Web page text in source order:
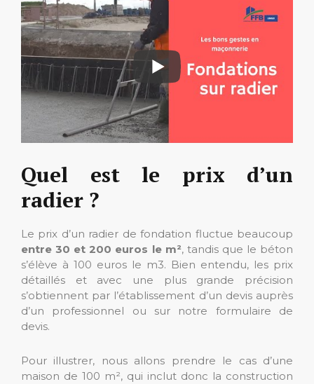
Quel est le prix d’un
radier ?
Le prix d’un radier de fondation fluctue beaucoup
entre 30 et 200 euros le m², tandis que le béton
s’élève à 100 euros le m3. Bien entendu, les prix
détaillés et avec une plus grande précision
s’obtiennent par l’établissement d’un devis auprès
d’un professionnel ou sur notre formulaire de
devis.
Pour illustrer, nous allons prendre le cas d’une
maison de 100 m², qui inclut donc la construction